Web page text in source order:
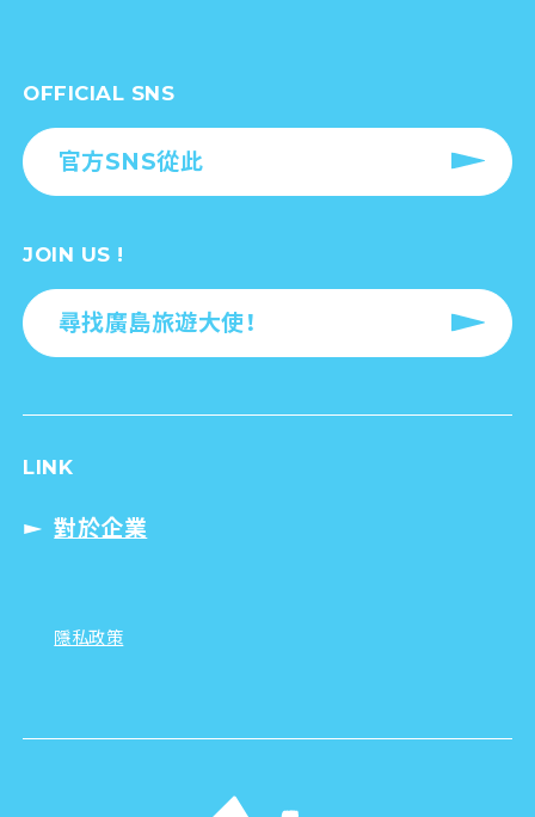
OFFICIAL SNS
官方SNS從此
JOIN US !
尋找廣島旅遊大使！
LINK
對於企業
隱私政策